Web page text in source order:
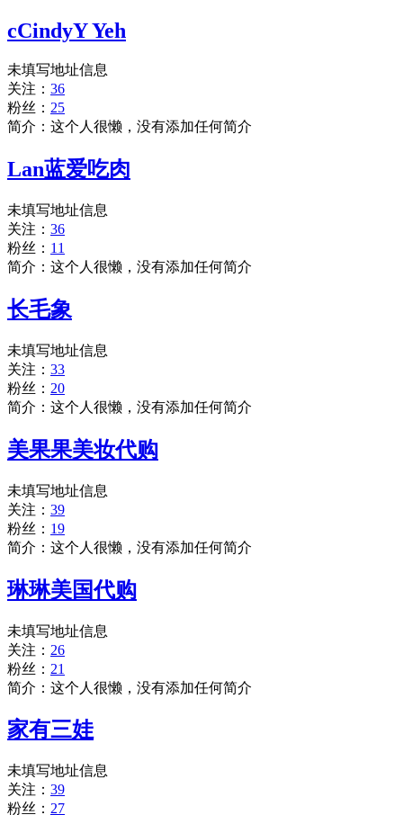
cCindyY Yeh
未填写地址信息
关注： 36
粉丝： 25
简介：这个人很懒，没有添加任何简介
Lan蓝爱吃肉
未填写地址信息
关注： 36
粉丝： 11
简介：这个人很懒，没有添加任何简介
长毛象
未填写地址信息
关注： 33
粉丝： 20
简介：这个人很懒，没有添加任何简介
美果果美妆代购
未填写地址信息
关注： 39
粉丝： 19
简介：这个人很懒，没有添加任何简介
琳琳美国代购
未填写地址信息
关注： 26
粉丝： 21
简介：这个人很懒，没有添加任何简介
家有三娃
未填写地址信息
关注： 39
粉丝： 27